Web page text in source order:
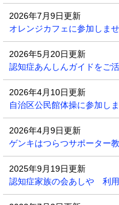
2026年7月9日更新
オレンジカフェに参加しま
2026年5月20日更新
認知症あんしんガイドをご活
2026年4月10日更新
自治区公民館体操に参加し
2026年4月9日更新
ゲンキはつらつサポーター
2025年9月19日更新
認知症家族の会あしや 利